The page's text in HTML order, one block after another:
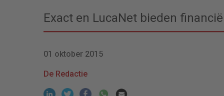
Exact en LucaNet bieden
01 oktober 2015
De Redactie